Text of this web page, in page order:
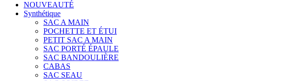
NOUVEAUTÉ
Synthétique
SAC A MAIN
POCHETTE ET ÉTUI
PETIT SAC A MAIN
SAC PORTÉ ÉPAULE
SAC BANDOULIÈRE
CABAS
SAC SEAU